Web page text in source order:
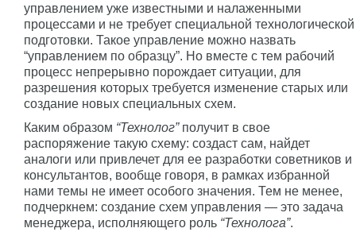
управлением уже известными и налаженными
процессами и не требует специальной технологической
подготовки. Такое управление можно назвать
“управлением по образцу”. Но вместе с тем рабочий
процесс непрерывно порождает ситуации, для
разрешения которых требуется изменение старых или
создание новых специальных схем.
Каким образом “Технолог”получит в свое
распоряжение такую схему: создаст сам, найдет
аналоги или привлечет для ее разработки советников и
консультантов, вообще говоря, в рамках избранной
нами темы не имеет особого значения. Тем не менее,
подчеркнем: создание схем управления — это задача
менеджера, исполняющего роль “Технолога”.